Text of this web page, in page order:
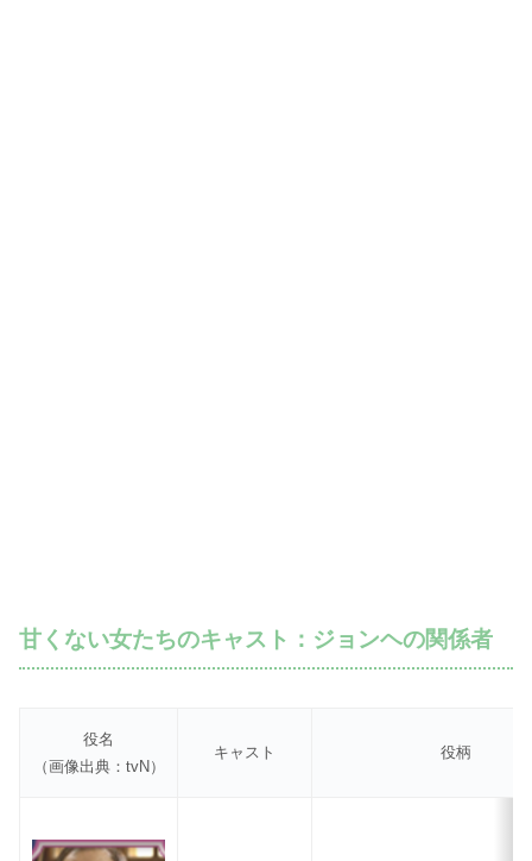
甘くない女たちのキャスト：ジョンヘの関係者
役名
（画像出典：tvN）
キャスト 役柄